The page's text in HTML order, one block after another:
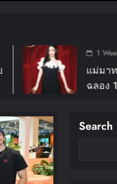
1 Week Ago
แม่มาทวงคืนบัลลังก์! ‘ทิ
ฉลอง 10 ปีเดบิวต์โซโล่กั
Search